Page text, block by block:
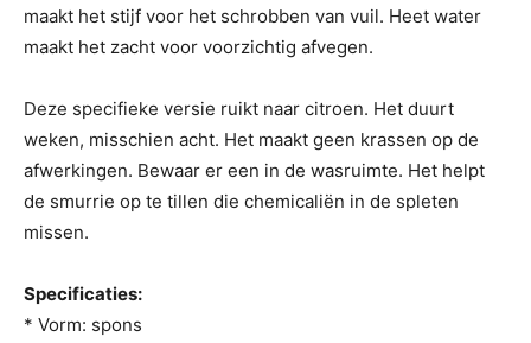
maakt het stijf voor het schrobben van vuil. Heet water
maakt het zacht voor voorzichtig afvegen.
Deze specifieke versie ruikt naar citroen. Het duurt
weken, misschien acht. Het maakt geen krassen op de
afwerkingen. Bewaar er een in de wasruimte. Het helpt
de smurrie op te tillen die chemicaliën in de spleten
missen.
Specificaties:
* Vorm: spons